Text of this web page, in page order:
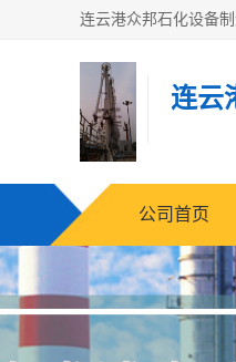
连云
公司首页